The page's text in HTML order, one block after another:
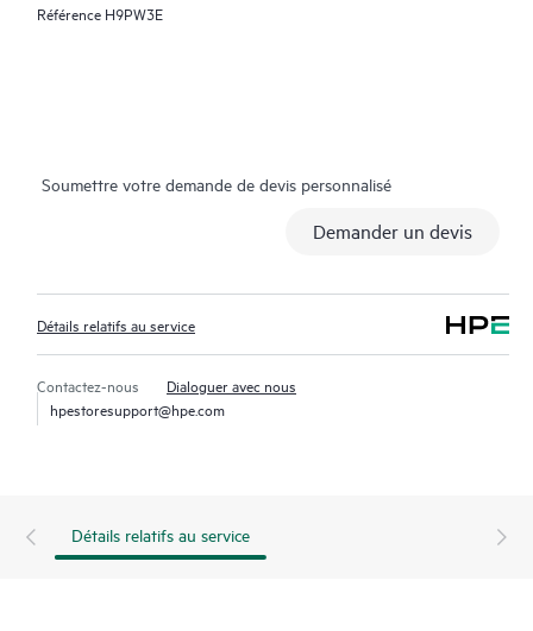
Référence H9PW3E
Soumettre votre demande de devis personnalisé
Demander un devis
Détails relatifs au service
Contactez-nous
Dialoguer avec nous
hpestoresupport@hpe.com
Détails relatifs au service